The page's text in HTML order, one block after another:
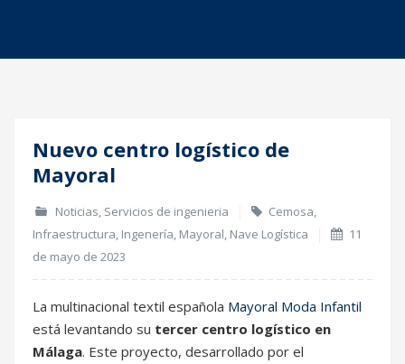
Nuevo centro logístico de
Mayoral
Noticias, Servicios de ingenieria Cemosa,
Infraestructura, Ingenería, Mayoral, Nave Logística
11
de mayo de 2023
La multinacional textil española Mayoral Moda Infantil
está levantando su tercer centro logístico en
Málaga. Este proyecto, desarrollado por el